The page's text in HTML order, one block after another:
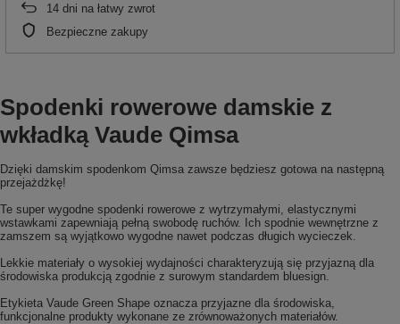
14 dni na łatwy zwrot
Bezpieczne zakupy
Spodenki rowerowe damskie z
wkładką Vaude Qimsa
Dzięki damskim spodenkom Qimsa zawsze będziesz gotowa na następną
przejażdżkę!
Te super wygodne spodenki rowerowe z wytrzymałymi, elastycznymi
wstawkami zapewniają pełną swobodę ruchów. Ich spodnie wewnętrzne z
zamszem są wyjątkowo wygodne nawet podczas długich wycieczek.
Lekkie materiały o wysokiej wydajności charakteryzują się przyjazną dla
środowiska produkcją zgodnie z surowym standardem bluesign.
Etykieta Vaude Green Shape oznacza przyjazne dla środowiska,
funkcjonalne produkty wykonane ze zrównoważonych materiałów.